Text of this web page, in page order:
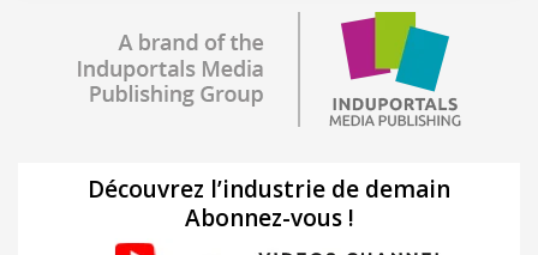
Découvrez l’industrie de demain
Abonnez-vous !